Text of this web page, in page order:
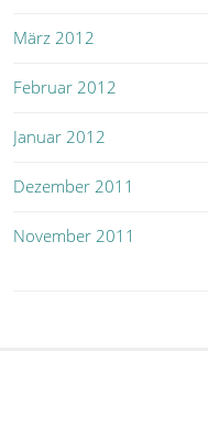
März 2012
Februar 2012
Januar 2012
Dezember 2011
November 2011